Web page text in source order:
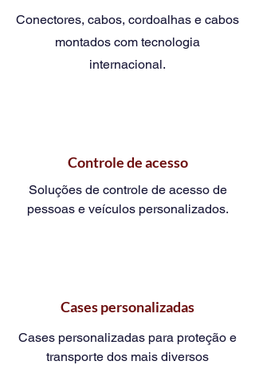
Conectores, cabos, cordoalhas e cabos
montados com tecnologia
internacional.
Controle de acesso
Soluções de controle de acesso de
pessoas e veículos personalizados.
Cases personalizadas
Cases personalizadas para proteção e
transporte dos mais diversos